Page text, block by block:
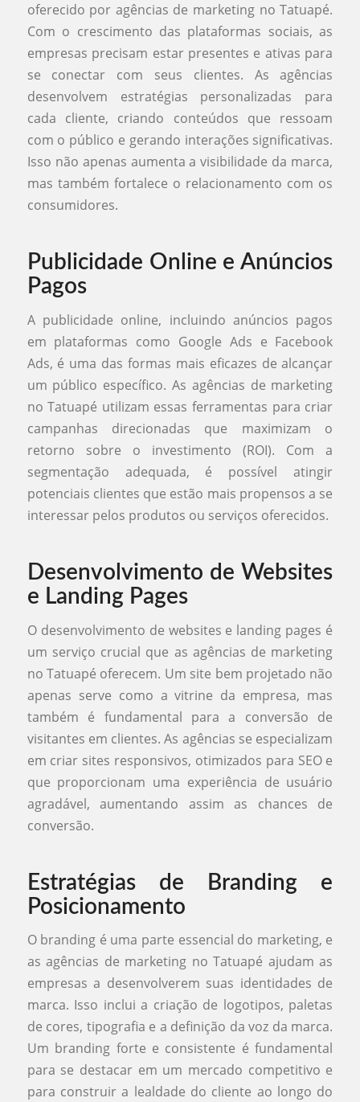
oferecido por agências de marketing no Tatuapé.
Com o crescimento das plataformas sociais, as
empresas precisam estar presentes e ativas para
se conectar com seus clientes. As agências
desenvolvem estratégias personalizadas para
cada cliente, criando conteúdos que ressoam
com o público e gerando interações significativas.
Isso não apenas aumenta a visibilidade da marca,
mas também fortalece o relacionamento com os
consumidores.
Publicidade Online e Anúncios
Pagos
A publicidade online, incluindo anúncios pagos
em plataformas como Google Ads e Facebook
Ads, é uma das formas mais eficazes de alcançar
um público específico. As agências de marketing
no Tatuapé utilizam essas ferramentas para criar
campanhas direcionadas que maximizam o
retorno sobre o investimento (ROI). Com a
segmentação adequada, é possível atingir
potenciais clientes que estão mais propensos a se
interessar pelos produtos ou serviços oferecidos.
Desenvolvimento de Websites
e Landing Pages
O desenvolvimento de websites e landing pages é
um serviço crucial que as agências de marketing
no Tatuapé oferecem. Um site bem projetado não
apenas serve como a vitrine da empresa, mas
também é fundamental para a conversão de
visitantes em clientes. As agências se especializam
em criar sites responsivos, otimizados para SEO e
que proporcionam uma experiência de usuário
agradável, aumentando assim as chances de
conversão.
Estratégias de Branding e
Posicionamento
O branding é uma parte essencial do marketing, e
as agências de marketing no Tatuapé ajudam as
empresas a desenvolverem suas identidades de
marca. Isso inclui a criação de logotipos, paletas
de cores, tipografia e a definição da voz da marca.
Um branding forte e consistente é fundamental
para se destacar em um mercado competitivo e
para construir a lealdade do cliente ao longo do